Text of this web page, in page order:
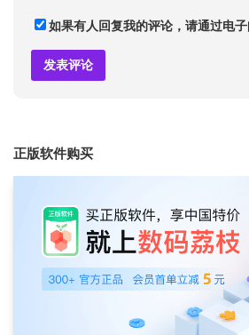
如果有人回复我的评论，请通过电子
正版软件购买